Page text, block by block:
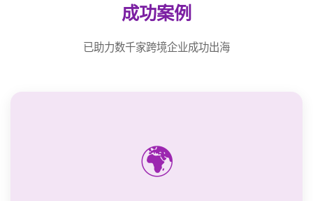
成功案例
已助力数千家跨境企业成功出海
🌍